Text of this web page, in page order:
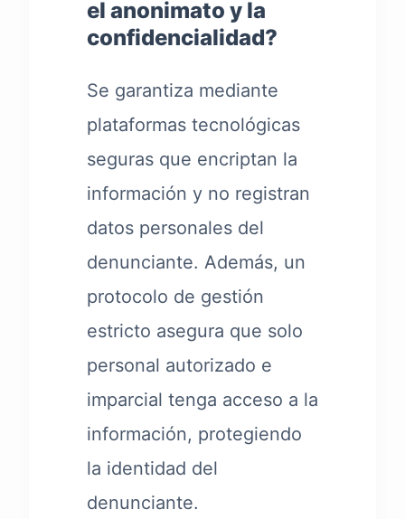
el anonimato y la
confidencialidad?
Se garantiza mediante
plataformas tecnológicas
seguras que encriptan la
información y no registran
datos personales del
denunciante. Además, un
protocolo de gestión
estricto asegura que solo
personal autorizado e
imparcial tenga acceso a la
información, protegiendo
la identidad del
denunciante.